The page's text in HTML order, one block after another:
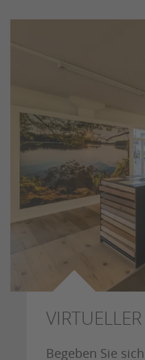
Begeben Sie